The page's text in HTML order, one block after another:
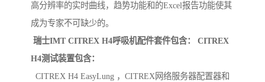
高分辨率的实时曲线，趋势功能和的Excel报告功能使其
成为专家不可缺少的。
瑞士IMT CITREX H4呼吸机配件套件包含： CITREX
H4测试装置包含：
CITREX H4 EasyLung ，CITREX网络服务器配置器和